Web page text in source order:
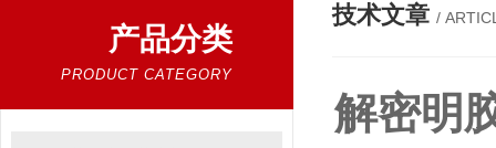
产品分类
PRODUCT CATEGORY
技术文章 /
解密明